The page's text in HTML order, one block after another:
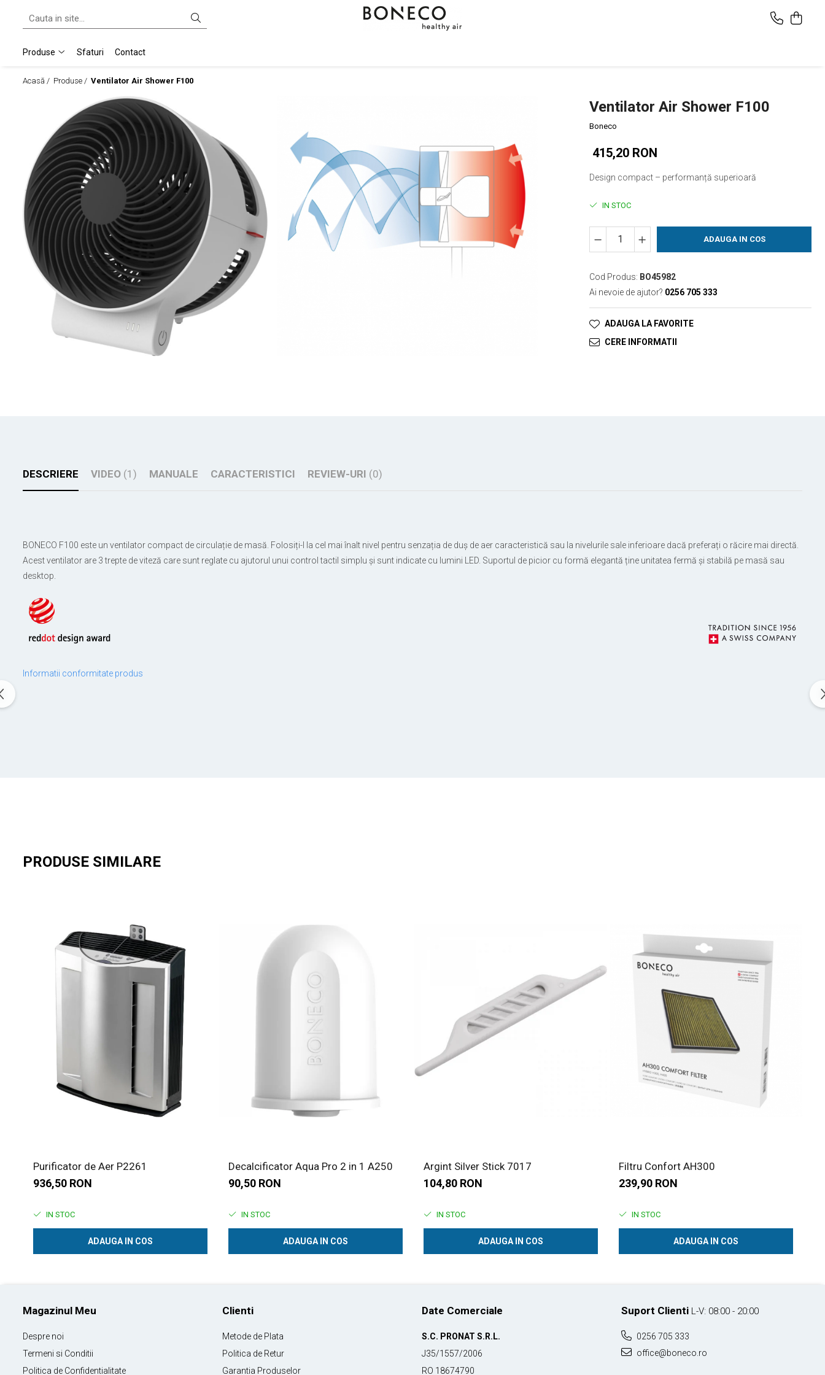
Umidificatoare
Umidificatoare Prin Evaporare
Umidificatoare Spălare Aer
Umidificatoare Steamer
Umidificatoare Ultrasonice
Purificatoare
Ventilatoare Air Shower
Accesorii
Difuzor De Arome Si Ionizatoare
Produse Sfaturi Contact
Acasă / Produse / Ventilator Air Shower F100
Ventilator Air Shower F100
Boneco
415,20 RON
Design compact – performanță superioară
IN STOC
ADAUGA IN COS
Cod Produs: BO45982
Ai nevoie de ajutor? 0256 705 333
ADAUGA LA FAVORITE
CERE INFORMATII
DESCRIERE VIDEO (1) MANUALE CARACTERISTICI REVIEW-URI (0)
BONECO F100 este un ventilator compact de circulație de masă. Folosiți-l la cel mai înalt nivel pentru senzația de duș de aer caracteristică sau la nivelurile sale inferioare dacă preferați o răcire mai directă.
Acest ventilator are 3 trepte de viteză care sunt reglate cu ajutorul unui control tactil simplu și sunt indicate cu lumini LED. Suportul de picior cu formă elegantă ține unitatea fermă și stabilă pe masă sau
desktop.
Informatii conformitate produs
PRODUSE SIMILARE
Purificator de Aer P2261
936,50 RON
IN STOC
ADAUGA IN COS
Decalcificator Aqua Pro 2 in 1 A250
90,50 RON
IN STOC
ADAUGA IN COS
Argint Silver Stick 7017
104,80 RON
IN STOC
ADAUGA IN COS
Filtru Confort AH300
239,90 RON
IN STOC
ADAUGA IN COS
Magazinul Meu
Despre noi
Termeni si Conditii
Politica de Confidentialitate
Clienti
Metode de Plata
Politica de Retur
Garantia Produselor
Date Comerciale
S.C. PRONAT S.R.L.
J35/1557/2006
RO 18674790
Suport Clienti L-V: 08:00 - 20:00
0256 705 333
office@boneco.ro